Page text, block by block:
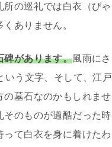
の巡礼では白衣（びゃ
ありません。
碑があります。風雨にさ
いう文字、そして、江戸
の墓石なのかもしれませ
そのものが過酷だった時
て白衣を身に着けたわ